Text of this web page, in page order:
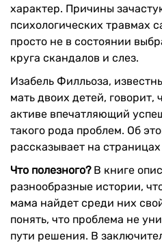
характер. Причины
психологических травмах
просто не в состоянии
круга скандалов и слез.
Изабель Филльоза,
мать двоих детей, говорит,
активе впечатляющий
такого рода проблем. Об
рассказывает на
Что полезного? В книге
разнообразные истории,
мама найдет среди них
понять, что проблема не
пути решения. В